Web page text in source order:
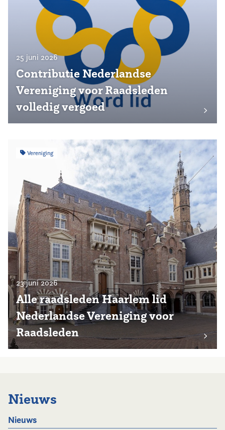
25 juni 2026
Contributie Nederlandse
Vereniging voor Raadsleden
volledig vergoed
Vereniging
23 juni 2026
Alle raadsleden Haarlem lid
Nederlandse Vereniging voor
Raadsleden
Nieuws
Nieuws